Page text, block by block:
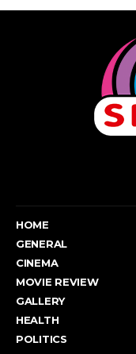
HOME
GENERAL
CINEMA
MOVIE REVIEW
GALLERY
HEALTH
POLITICS